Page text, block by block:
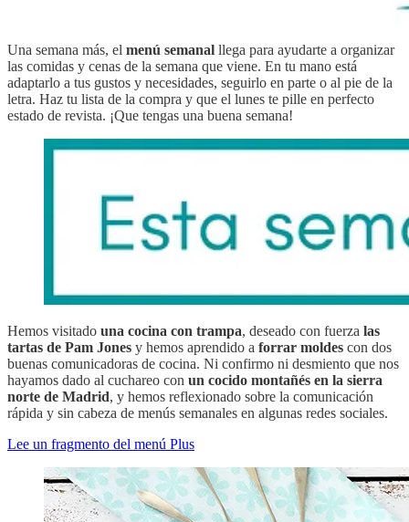
Una semana más, el menú semanal llega para ayudarte a organizar
las comidas y cenas de la semana que viene. En tu mano está
adaptarlo a tus gustos y necesidades, seguirlo en parte o al pie de la
letra. Haz tu lista de la compra y que el lunes te pille en perfecto
estado de revista. ¡Que tengas una buena semana!
Hemos visitado una cocina con trampa, deseado con fuerza las
tartas de Pam Jones y hemos aprendido a forrar moldes con dos
buenas comunicadoras de cocina. Ni confirmo ni desmiento que nos
hayamos dado al cuchareo con un cocido montañés en la sierra
norte de Madrid, y hemos reflexionado sobre la comunicación
rápida y sin cabeza de menús semanales en algunas redes sociales.
Lee un fragmento del menú Plus